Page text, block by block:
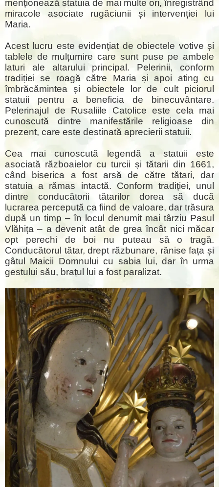
menționează statuia de mai multe ori, înregistrând
miracole asociate rugăciunii și intervenției lui
Maria.
Acest lucru este evidențiat de obiectele votive și
tablele de mulțumire care sunt puse pe ambele
laturi ale altarului principal. Pelerinii, conform
tradiției se roagă către Maria și apoi ating cu
îmbrăcămintea și obiectele lor de cult piciorul
statuii pentru a beneficia de binecuvântare.
Pelerinajul de Rusaliile Catolice este cela mai
cunoscută dintre manifestările religioase din
prezent, care este destinată aprecierii statuii.
Cea mai cunoscută legendă a statuii este
asociată războaielor cu turcii și tătarii din 1661,
când biserica a fost arsă de către tătari, dar
statuia a rămas intactă. Conform tradiției, unul
dintre conducătorii tătarilor dorea să ducă
lucrarea percepută ca fiind de valoare, dar trăsura
după un timp – în locul denumit mai târziu Pasul
Vlăhița – a devenit atât de grea încât nici măcar
opt perechi de boi nu puteau să o tragă.
Conducătorul tătar, drept răzbunare, rănise fața și
gâtul Maicii Domnului cu sabia lui, dar în urma
gestului său, brațul lui a fost paralizat.